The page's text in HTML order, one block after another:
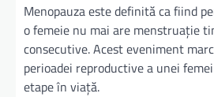
Menopauza este definită ca fiind
o femeie nu mai are menstruație
consecutive. Acest eveniment
perioadei reproductive a unei
etape în viață.